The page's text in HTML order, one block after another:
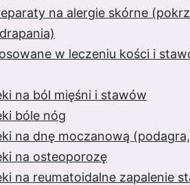
na alergie skórne
w leczeniu kości i
na ból mięśni i stawów
bóle nóg
na dnę moczanową
na osteoporozę
na reumatoidalne zapalenie